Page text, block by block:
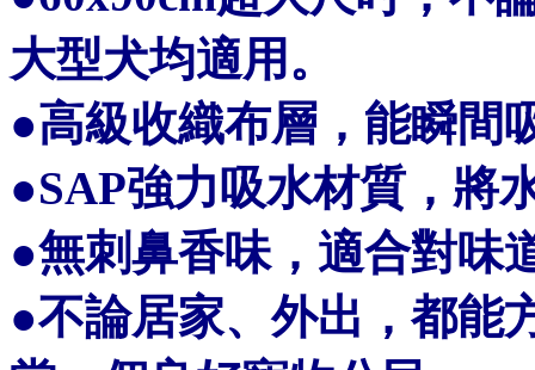
大型犬均適用。
●高級收織布層，能瞬間
●SAP強力吸水材質，將
●無刺鼻香味，適合對味
●不論居家、外出，都能